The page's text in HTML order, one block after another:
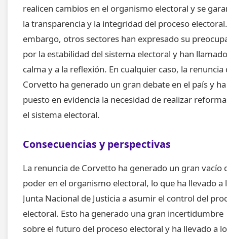
realicen cambios en el organismo electoral y se
la transparencia y la integridad del proceso
embargo, otros sectores han expresado su
por la estabilidad del sistema electoral y han
calma y a la reflexión. En cualquier caso, la renuncia
Corvetto ha generado un gran debate en el país y ha
puesto en evidencia la necesidad de realizar
el sistema electoral.
Consecuencias y perspectivas
La renuncia de Corvetto ha generado un gran vacío
poder en el organismo electoral, lo que ha llevado a
Junta Nacional de Justicia a asumir el control del
electoral. Esto ha generado una gran incertidumbre
sobre el futuro del proceso electoral y ha llevado a